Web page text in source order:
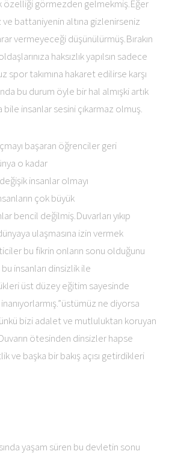
özelliği görmezden gelmekmiş.Eğer
battaniyenin altına gizlenirseniz
vermeyeceği düşünülürmüş.Bırakın
haksızlık yapılsın sadece
spor takımına hakaret edilirse karşı
bu durum öyle bir hal almışki artık
insanlar sesini çıkarmaz olmuş.
başaran öğrenciler geri
o kadar
insanlar olmayı
çok büyük
bencil değilmiş.Duvarları yıkıp
ulaşmasına izin vermek
bu fikrin onların sonu olduğunu
insanları dinsizlik ile
üst düzey eğitim sayesinde
ne diyorsa
bizi adalet ve mutluluktan koruyan
ötesinden dinsizler hapse
ve başka bir bakış açısı getirdikleri
yaşam süren bu devletin sonu